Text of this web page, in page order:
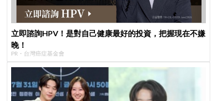
立即諮詢HPV！是對自己健康最好的投資，把握現在不嫌
晚！
PR・台灣癌症基金會